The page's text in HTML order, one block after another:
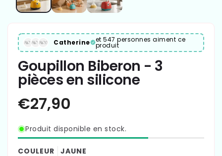
Catherine et 547 personnes aiment ce
produit
Goupillon Biberon - 3
pièces en silicone
Produit disponible en stock.
COULEUR JAUNE